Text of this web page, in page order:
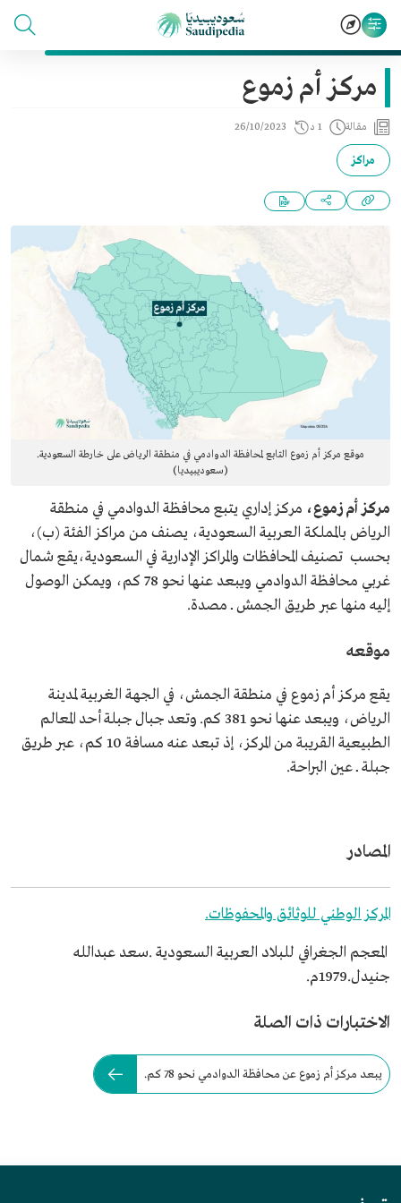
مركز أم زموع
مقالة 1 د 26/10/2023
مراكز
موقع مركز أم زموع التابع لمحافظة الدوادمي في منطقة الرياض على خارطة السعودية.
(سعوديبيديا)
مركز أم زموع، مركز إداري يتبع محافظة الدوادمي في منطقة
الرياض بالمملكة العربية السعودية، يصنف من مراكز الفئة (ب)،
بحسب تصنيف المحافظات والمراكز الإدارية في السعودية،يقع شمال
غربي محافظة الدوادمي ويبعد عنها نحو 78 كم، ويمكن الوصول
إليه منها عبر طريق الجمش ــ مصدة.
موقعه
يقع مركز أم زموع في منطقة الجمش، في الجهة الغربية لمدينة
الرياض، ويبعد عنها نحو 381 كم. وتعد جبال جبلة أحد المعالم
الطبيعية القريبة من المركز، إذ تبعد عنه مسافة 10 كم، عبر طريق
جبلة ــ عين البراحة.
المصادر
المركز الوطني للوثائق والمحفوظات.
المعجم الجغرافي للبلاد العربية السعودية .سعد عبدالله
جنيدل.1979م.
الاختبارات ذات الصلة
يبعد مركز أم زموع عن محافظة الدوادمي نحو 78 كم.